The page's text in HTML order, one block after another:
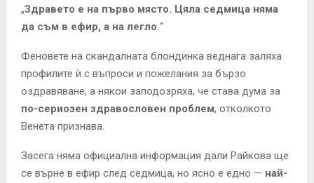
„Здравето е на първо място. Цяла седмица няма
да съм в ефир, а на легло.“
Феновете на скандалната блондинка веднага заляха
профилите ѝ с въпроси и пожелания за бързо
оздравяване, а някои заподозряха, че става дума за
по-сериозен здравословен проблем, отколкото
Венета признава.
Засега няма официална информация дали Райкова ще
се върне в ефир след седмица, но ясно е едно — най-